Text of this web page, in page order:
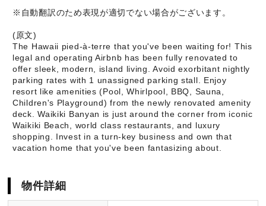
※自動翻訳のため表現が適切でない場合がございます。
(原文)
The Hawaii pied-à-terre that you've been waiting for! This
legal and operating Airbnb has been fully renovated to
offer sleek, modern, island living. Avoid exorbitant nightly
parking rates with 1 unassigned parking stall. Enjoy
resort like amenities (Pool, Whirlpool, BBQ, Sauna,
Children's Playground) from the newly renovated amenity
deck. Waikiki Banyan is just around the corner from iconic
Waikiki Beach, world class restaurants, and luxury
shopping. Invest in a turn-key business and own that
vacation home that you've been fantasizing about.
物件詳細